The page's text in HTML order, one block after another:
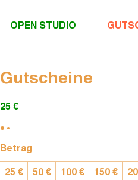
OPEN STUDIO
Gutscheine
25 €
Betrag
25 € 50 € 100 € 150 €